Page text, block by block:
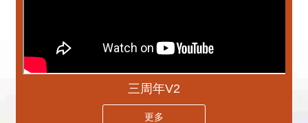
三周年V2
更多